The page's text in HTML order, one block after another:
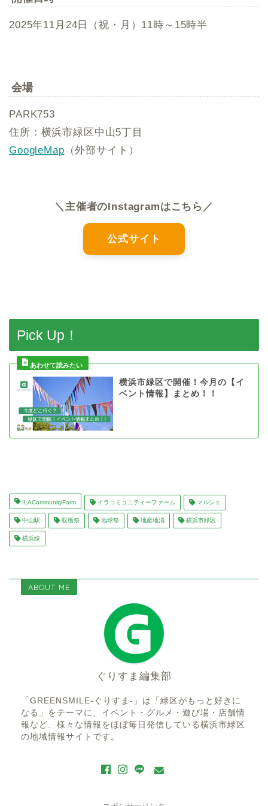
2025年11月24日（祝・月）11時～15時半
会場
PARK753
住所：横浜市緑区中山5丁目
GoogleMap （外部サイト）
＼主催者のInstagramはこちら／
公式サイト
Pick Up！
横浜市緑区で開催！今月の【イ
ベント情報】まとめ！！
ILACommunityFarm イラコミュニティーファーム マルシェ
中山駅 収穫祭 地球祭 地産地消 横浜市緑区
横浜線
ABOUT ME
ぐりすま編集部
「GREENSMILE-ぐりすま-」は「緑区がもっと好きに
なる」をテーマに、イベント・グルメ・遊び場・店舗情
報など、様々な情報をほぼ毎日発信している横浜市緑区
の地域情報サイトです。